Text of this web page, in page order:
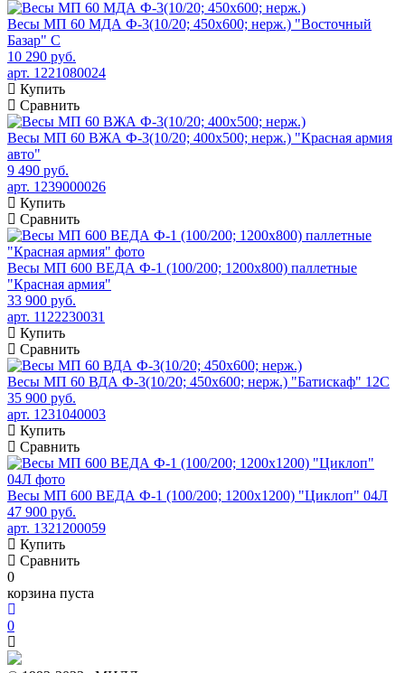
Весы МП 60 МДА Ф-3(10/20; 450х600; нерж.) "Восточный
Базар" С
10 290 руб.
арт. 1221080024
Купить
Сравнить
Весы МП 60 ВЖА Ф-3(10/20; 400х500; нерж.) "Красная армия
авто"
9 490 руб.
арт. 1239000026
Купить
Сравнить
Весы МП 600 ВЕДА Ф-1 (100/200; 1200х800) паллетные
"Красная армия"
33 900 руб.
арт. 1122230031
Купить
Сравнить
Весы МП 60 ВДА Ф-3(10/20; 450х600; нерж.) "Батискаф" 12С
35 900 руб.
арт. 1231040003
Купить
Сравнить
Весы МП 600 ВЕДА Ф-1 (100/200; 1200х1200) "Циклоп" 04Л
47 900 руб.
арт. 1321200059
Купить
Сравнить
0
корзина пуста
0